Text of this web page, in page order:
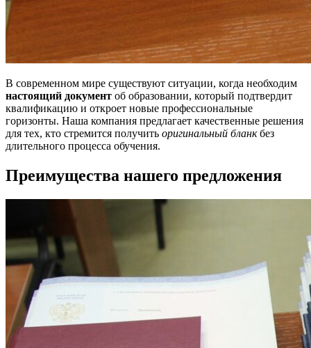
В современном мире существуют ситуации, когда необходим
настоящий документ об образовании, который подтвердит
квалификацию и откроет новые профессиональные
горизонты. Наша компания предлагает качественные решения
для тех, кто стремится получить оригинальный бланкбез
длительного процесса обучения.
Преимущества нашего предложения